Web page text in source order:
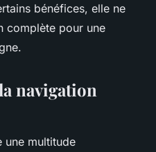
bénéfices, elle ne
complète pour une
navigation
une multitude